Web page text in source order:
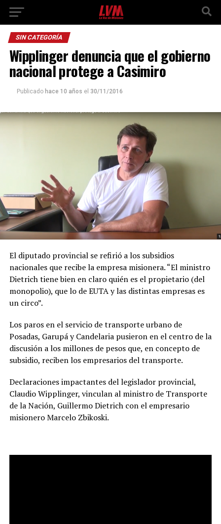
SIN CATEGORÍA
Wipplinger denuncia que el gobierno
nacional protege a Casimiro
Publicado hace 10 años el 30/11/2016
El diputado provincial se refirió a los subsidios
nacionales que recibe la empresa misionera. “El ministro
Dietrich tiene bien en claro quién es el propietario (del
monopolio), que lo de EUTA y las distintas empresas es
un circo”.
Los paros en el servicio de transporte urbano de
Posadas, Garupá y Candelaria pusieron en el centro de la
discusión a los millones de pesos que, en concepto de
subsidio, reciben los empresarios del transporte.
Declaraciones impactantes del legislador provincial,
Claudio Wipplinger, vinculan al ministro de Transporte
de la Nación, Guillermo Dietrich con el empresario
misionero Marcelo Zbikoski.